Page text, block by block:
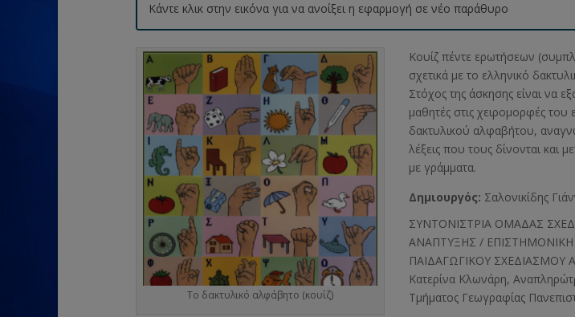
Κάντε κλικ στην εικόνα για να ανοίξει η εφαρμογή σε νέο παράθυρο
Το δακτυλικό αλφάβητο (κουίζ)
Κουίζ πέντε ερωτήσεων
σχετικά με το ελληνικό
Στόχος της άσκησης είναι να
μαθητές στις χειρομορφές του
δακτυλικού αλφαβήτου,
λέξεις που τους δίνονται και
με γράμματα.
Δημιουργός: Σαλονικίδης
ΣΥΝΤΟΝΙΣΤΡΙΑ ΟΜΑΔΑΣ
ΑΝΑΠΤΥΞΗΣ /
ΠΑΙΔΑΓΩΓΙΚΟΥ ΣΧΕΔΙΑΣΜΟΥ
Κατερίνα Κλωνάρη,
Τμήματος Γεωγραφίας